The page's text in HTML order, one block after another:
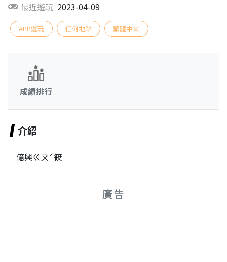
最近遊玩 2023-04-09
APP遊玩 任何地點 繁體中文
成績排行
介紹
億興ㄍㄡˊ筱
廣告